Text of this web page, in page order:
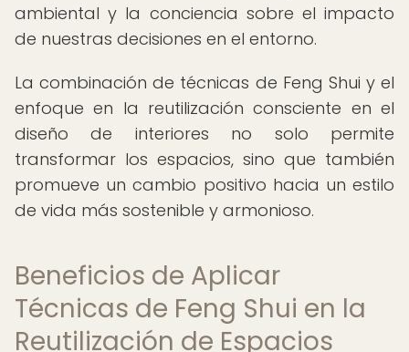
ambiental y la conciencia sobre el impacto
de nuestras decisiones en el entorno.
La combinación de técnicas de Feng Shui y el
enfoque en la reutilización consciente en el
diseño de interiores no solo permite
transformar los espacios, sino que también
promueve un cambio positivo hacia un estilo
de vida más sostenible y armonioso.
Beneficios de Aplicar
Técnicas de Feng Shui en la
Reutilización de Espacios